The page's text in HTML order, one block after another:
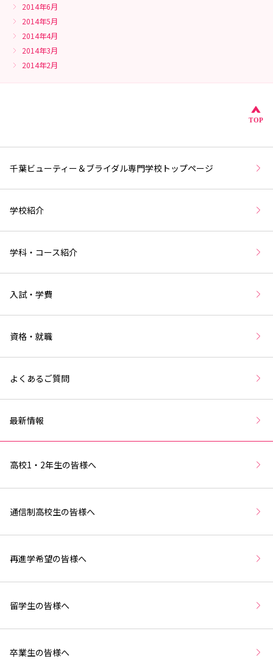
2014年6月
2014年5月
2014年4月
2014年3月
2014年2月
こ
TOP
千葉ビューティー＆ブライダル専門学校トップページ
学校紹介
学科・コース紹介
入試・学費
資格・就職
よくあるご質問
最新情報
高校1・2年生の皆様へ
通信制高校生の皆様へ
再進学希望の皆様へ
留学生の皆様へ
卒業生の皆様へ